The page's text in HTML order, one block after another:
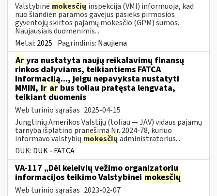
Valstybinė mokesčių inspekcija (VMI) informuoja, kad
nuo šiandien paramos gavėjus pasieks pirmosios
gyventojų skirtos pajamų mokesčio (GPM) sumos.
Naujausiais duomenimis...
Metai: 2025 Pagrindinis: Naujiena
Ar yra nustatyta naujų reikalavimų finansų
rinkos dalyviams, teikiantiems FATCA
informaciją..., jeigu nepavyksta nustatyti
MMIN, ir ar bus toliau pratęsta lengvata,
teikiant duomenis
Web turinio sąrašas 2025-04-15
Jungtinių Amerikos Valstijų (toliau — JAV) vidaus pajamų
tarnyba išplatino pranešimą Nr. 2024-78, kuriuo
informavo valstybių mokesčių administratorius...
DUK: DUK - FATCA
VA-117 „Dėl keleivių vežimo organizatorių
informacijos teikimo Valstybinei mokesčių
Web turinio sąrašas 2023-02-07